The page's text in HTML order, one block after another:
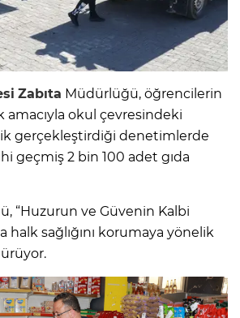
Zabıta Müdürlüğü, öğrencilerin
amacıyla okul çevresindeki
gerçekleştirdiği denetimlerde
geçmiş 2 bin 100 adet gıda
“Huzurun ve Güvenin Kalbi
halk sağlığını korumaya yönelik